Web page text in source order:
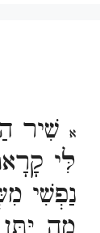
א שִׁיר
לִּי
נַפְשִׁי